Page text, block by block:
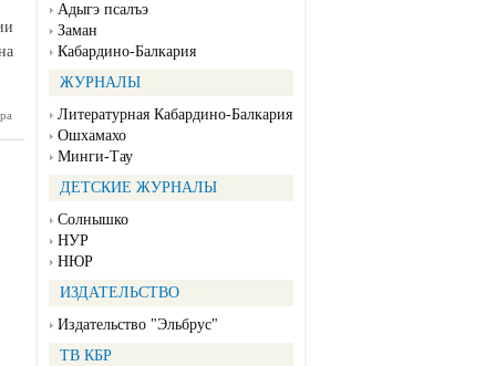
Адыгэ псалъэ
Заман
Кабардино-Балкария
ЖУРНАЛЫ
Литературная Кабардино-Балкария
Ошхамахо
Минги-Тау
ДЕТСКИЕ ЖУРНАЛЫ
Солнышко
НУР
НЮР
ИЗДАТЕЛЬСТВО
Издательство "Эльбрус"
ТВ КБР